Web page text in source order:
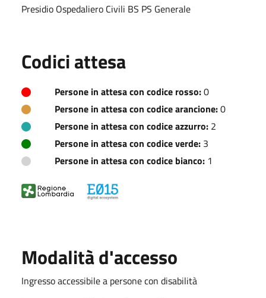
Presidio Ospedaliero Civili BS PS Generale
Codici attesa
Persone in attesa con codice rosso:0
Persone in attesa con codice arancione:0
Persone in attesa con codice azzurro: 2
Persone in attesa con codice verde: 3
Persone in attesa con codice bianco: 1
Modalità d'accesso
Ingresso accessibile a persone con disabilità